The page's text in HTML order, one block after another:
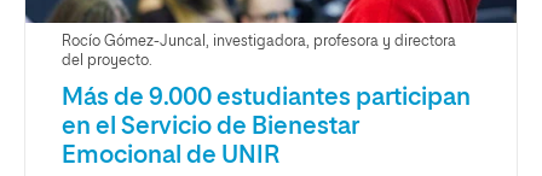
Rocío Gómez-Juncal, investigadora, profesora y directora
del proyecto.
Más de 9.000 estudiantes participan
en el Servicio de Bienestar
Emocional de UNIR